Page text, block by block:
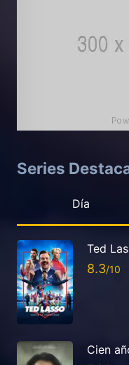
Series
Día
Ted
8.3
Cien